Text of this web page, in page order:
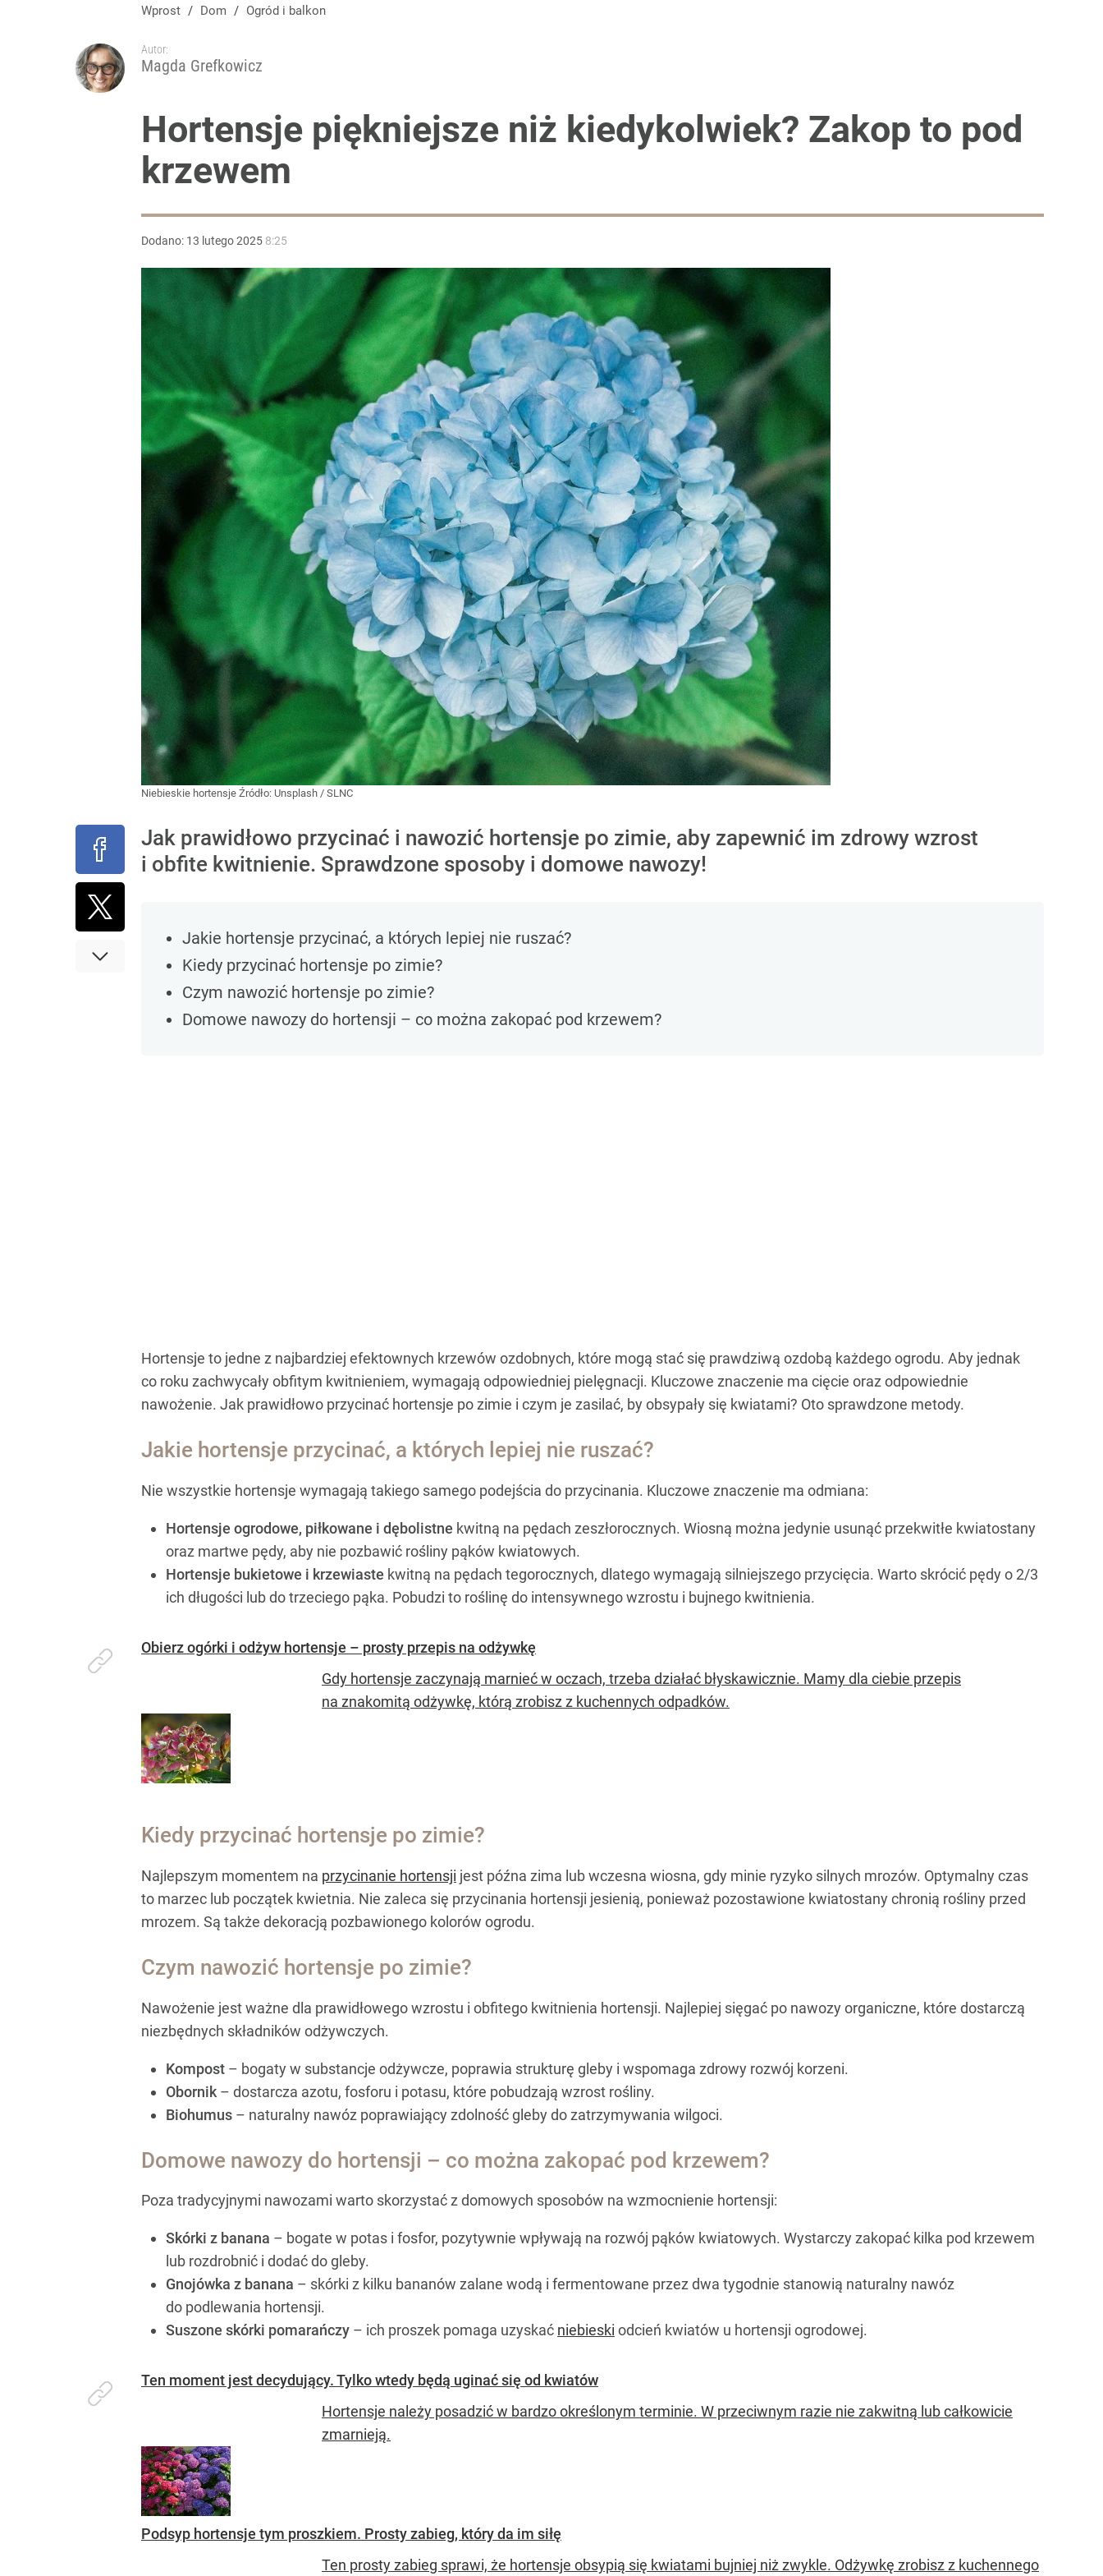
Robię to właśnie teraz. Wiosną nie muszą kupować ani jednej sadzonki, mam je za darmo
dodaj
„Nie chodzi o zemstę”. Mocny apel w sprawie ofiar rzezi wołyńskiej
Wprost / Dom / Ogród i balkon
Autor:
Magda Grefkowicz
Hortensje piękniejsze niż kiedykolwiek? Zakop to pod
krzewem
Dodano: 13 lutego2025 8:25
Niebieskie hortensje Źródło: Unsplash / SLNC
Jak prawidłowo przycinać i nawozić hortensje po zimie, aby zapewnić im zdrowy wzrost
i obfite kwitnienie. Sprawdzone sposoby i domowe nawozy!
Jakie hortensje przycinać, a których lepiej nie ruszać?
Kiedy przycinać hortensje po zimie?
Czym nawozić hortensje po zimie?
Domowe nawozy do hortensji – co można zakopać pod krzewem?
Hortensje to jedne z najbardziej efektownych krzewów ozdobnych, które mogą stać się prawdziwą ozdobą każdego ogrodu. Aby jednak
co roku zachwycały obfitym kwitnieniem, wymagają odpowiedniej pielęgnacji. Kluczowe znaczenie ma cięcie oraz odpowiednie
nawożenie. Jak prawidłowo przycinać hortensje po zimie i czym je zasilać, by obsypały się kwiatami? Oto sprawdzone metody.
Jakie hortensje przycinać, a których lepiej nie ruszać?
Nie wszystkie hortensje wymagają takiego samego podejścia do przycinania. Kluczowe znaczenie ma odmiana:
Hortensje ogrodowe, piłkowane i dębolistne kwitną na pędach zeszłorocznych. Wiosną można jedynie usunąć przekwitłe kwiatostany
oraz martwe pędy, aby nie pozbawić rośliny pąków kwiatowych.
Hortensje bukietowe i krzewiaste kwitną na pędach tegorocznych, dlatego wymagają silniejszego przycięcia. Warto skrócić pędy o 2/3
ich długości lub do trzeciego pąka. Pobudzi to roślinę do intensywnego wzrostu i bujnego kwitnienia.
Obierz ogórki i odżyw hortensje – prosty przepis na odżywkę
Gdy hortensje zaczynają marnieć w oczach, trzeba działać błyskawicznie. Mamy dla ciebie przepis
na znakomitą odżywkę, którą zrobisz z kuchennych odpadków.
Kiedy przycinać hortensje po zimie?
Najlepszym momentem na przycinanie hortensji jest późna zima lub wczesna wiosna, gdy minie ryzyko silnych mrozów. Optymalny czas
to marzec lub początek kwietnia. Nie zaleca się przycinania hortensji jesienią, ponieważ pozostawione kwiatostany chronią rośliny przed
mrozem. Są także dekoracją pozbawionego kolorów ogrodu.
Czym nawozić hortensje po zimie?
Nawożenie jest ważne dla prawidłowego wzrostu i obfitego kwitnienia hortensji. Najlepiej sięgać po nawozy organiczne, które dostarczą
niezbędnych składników odżywczych.
Kompost – bogaty w substancje odżywcze, poprawia strukturę gleby i wspomaga zdrowy rozwój korzeni.
Obornik – dostarcza azotu, fosforu i potasu, które pobudzają wzrost rośliny.
Biohumus – naturalny nawóz poprawiający zdolność gleby do zatrzymywania wilgoci.
Domowe nawozy do hortensji – co można zakopać pod krzewem?
Poza tradycyjnymi nawozami warto skorzystać z domowych sposobów na wzmocnienie hortensji:
Skórki z banana – bogate w potas i fosfor, pozytywnie wpływają na rozwój pąków kwiatowych. Wystarczy zakopać kilka pod krzewem
lub rozdrobnić i dodać do gleby.
Gnojówka z banana – skórki z kilku bananów zalane wodą i fermentowane przez dwa tygodnie stanowią naturalny nawóz
do podlewania hortensji.
Suszone skórki pomarańczy – ich proszek pomaga uzyskać niebieski odcień kwiatów u hortensji ogrodowej.
Ten moment jest decydujący. Tylko wtedy będą uginać się od kwiatów
Hortensje należy posadzić w bardzo określonym terminie. W przeciwnym razie nie zakwitną lub całkowicie
zmarnieją.
Podsyp hortensje tym proszkiem. Prosty zabieg, który da im siłę
Ten prosty zabieg sprawi, że hortensje obsypią się kwiatami bujniej niż zwykle. Odżywkę zrobisz z kuchennego